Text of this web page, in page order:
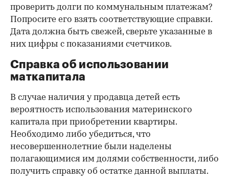
проверить долги по коммунальным платежам?
Попросите его взять соответствующие справки.
Дата должна быть свежей, сверьте указанные в
них цифры с показаниями счетчиков.
Справка об использовании
маткапитала
В случае наличия у продавца детей есть
вероятность использования материнского
капитала при приобретении квартиры.
Необходимо либо убедиться, что
несовершеннолетние были наделены
полагающимися им долями собственности, либо
получить справку об остатке данной выплаты.